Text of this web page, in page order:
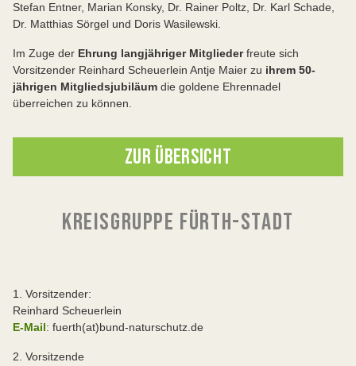
Stefan Entner, Marian Konsky, Dr. Rainer Poltz, Dr. Karl Schade,
Dr. Matthias Sörgel und Doris Wasilewski.
Im Zuge der Ehrung langjähriger Mitgliederfreute sich
Vorsitzender Reinhard Scheuerlein Antje Maier zu ihrem 50-
jährigen Mitgliedsjubiläum die goldene Ehrennadel
überreichen zu können.
ZUR ÜBERSICHT
KREISGRUPPE FÜRTH-STADT
1. Vorsitzender:
Reinhard Scheuerlein
E-Mail: fuerth(at)bund-naturschutz.de
2. Vorsitzende